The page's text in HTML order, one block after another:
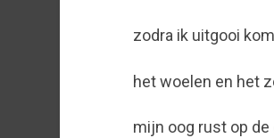
zodra ik uitgooi
het woelen en het
mijn oog rust op de